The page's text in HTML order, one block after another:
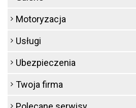
Motoryzacja
Usługi
Ubezpieczenia
Twoja firma